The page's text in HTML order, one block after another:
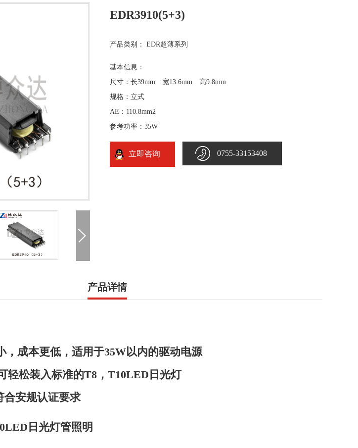
EDR3910(5+3)
产品类别： EDR超薄系列
基本信息：
尺寸：长39mm 宽13.6mm 高9.8mm
规格：立式
AE：110.8mm2
参考功率：35W
立即咨询 0755-33153408
产品详情
，成本更低，适用于35W以内的驱动电源
轻松装入标准的T8，T10LED日光灯
合安规认证要求
日光灯管照明